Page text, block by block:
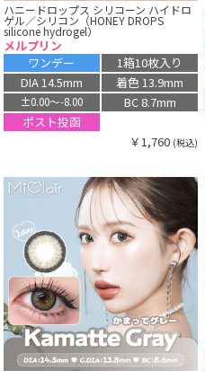
ハニードロップス シリコーン ハイドロ
ゲル／シリコン（HONEY DROPS
silicone hydrogel）
メルプリン
ワンデー
1箱10枚入り
DIA 14.5mm
着色 13.9mm
±0.00〜-8.00
BC 8.7mm
ポスト投函
￥1,760 (税込)